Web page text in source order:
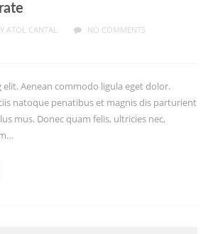
ATOL CANTAL NO COMMENTS
elit. Aenean commodo ligula eget dolor.
natoque penatibus et magnis dis parturient
mus. Donec quam felis, ultricies nec,